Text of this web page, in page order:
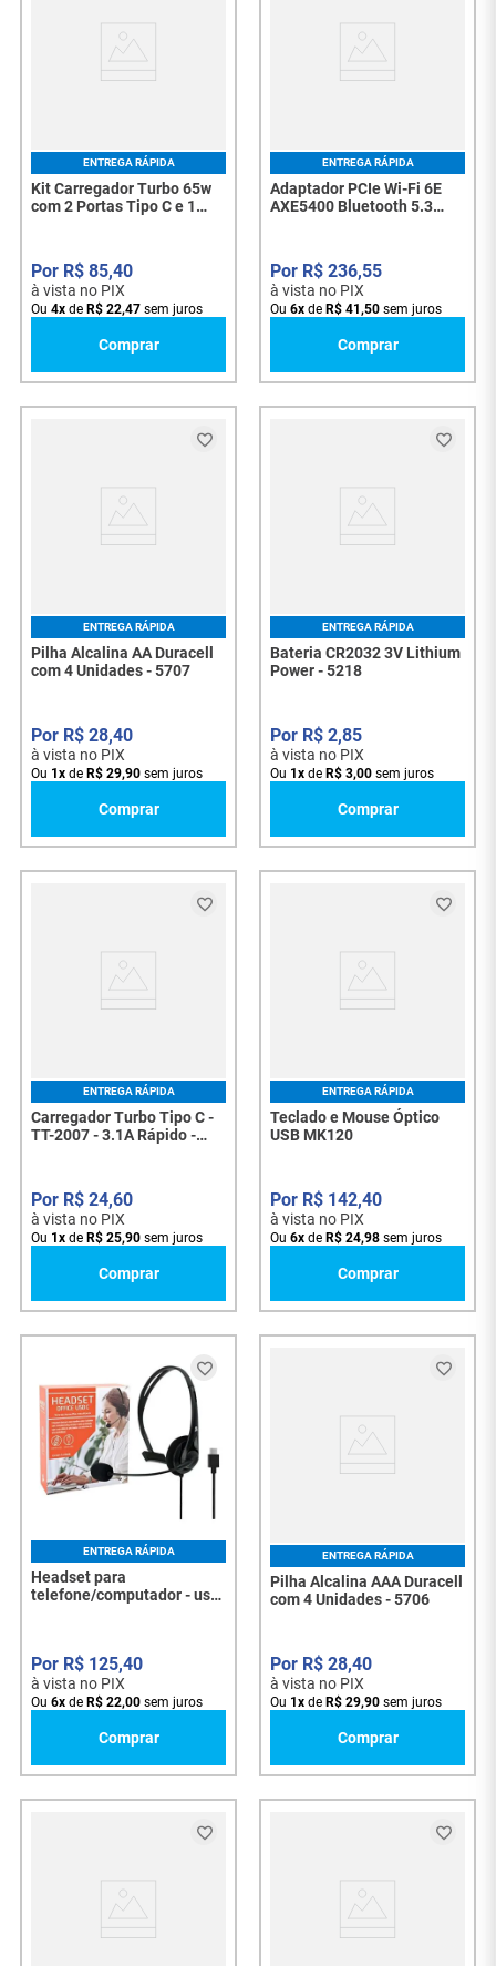
ENTREGA RÁPIDA
Kit Carregador Turbo 65w
com 2 Portas Tipo C e 1
R$ 85,40
à vista no PIX
Ou 4x de R$ 22,47 sem juros
Comprar
ENTREGA RÁPIDA
Adaptador PCIe Wi-Fi 6E
AXE5400 Bluetooth 5.3
R$ 236,55
à vista no PIX
Ou 6x de R$ 41 ,50 sem juros
Comprar
ENTREGA RÁPIDA
Pilha Alcalina AA Duracell
com 4 Unidades - 5707
R$ 28,40
à vista no PIX
Ou 1x de R$ 29,90 sem juros
Comprar
ENTREGA RÁPIDA
Bateria CR2032 3V Lithium
Power - 5218
R$ 2,85
à vista no PIX
Ou 1x de R$ 3,00 sem juros
Comprar
ENTREGA RÁPIDA
Carregador Turbo Tipo C -
TT-2007 - 3.1A Rápido -
R$ 24,60
à vista no PIX
Ou 1x de R$ 25,90 sem juros
Comprar
ENTREGA RÁPIDA
Teclado e Mouse Óptico
USB MK120
R$ 142,40
à vista no PIX
Ou 6x de R$ 24,98 sem juros
Comprar
ENTREGA RÁPIDA
Headset para
telefone/computador - usb
R$ 125,40
à vista no PIX
Ou 6x de R$ 22,00 sem juros
Comprar
ENTREGA RÁPIDA
Pilha Alcalina AAA Duracell
com 4 Unidades - 5706
R$ 28,40
à vista no PIX
Ou 1x de R$ 29,90 sem juros
Comprar